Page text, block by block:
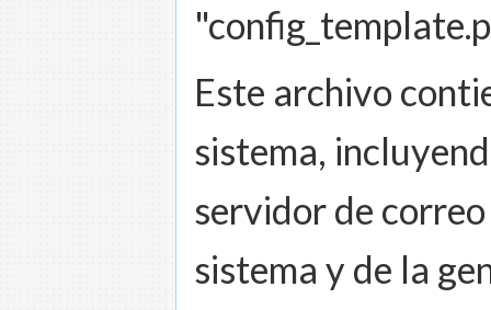
Este archivo
sistema,
servidor de
sistema y de la